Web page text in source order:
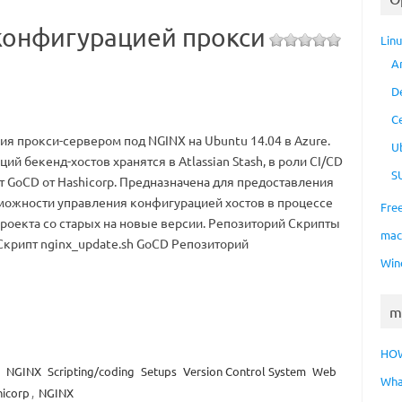
прокси
прокси-сервером под NGINX на Ubuntu 14.04 в Azure.
бекенд-хостов хранятся в Atlassian Stash, в роли CI/CD
GoCD от Hashicorp. Предназначена для предоставления
управления конфигурацией хостов в процессе
со старых на новые версии. Репозиторий Скрипты
nginx_update.sh GoCD Репозиторий
NGINX Scripting/coding Setups Version Control System Web
, NGINX